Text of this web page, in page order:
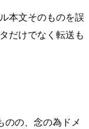
本文そのものを誤
だけでなく転送も
のの、念の為ドメ